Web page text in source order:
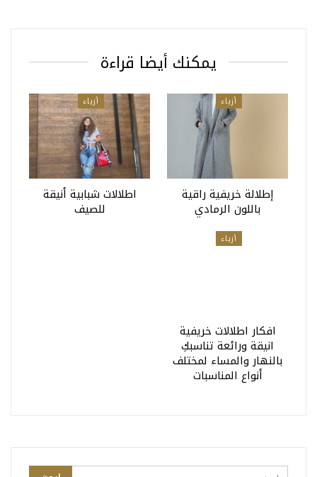
يمكنك أيضا قراءة
أزياء
إطلالة خريفية راقية
باللون الرمادي
أزياء
اطلالات شبابية أنيقة
للصيف
أزياء
افكار اطلالات خريفية
انيقة ورائعة تناسبكِ
بالنهار والمساء لمختلف
أنواع المناسبات